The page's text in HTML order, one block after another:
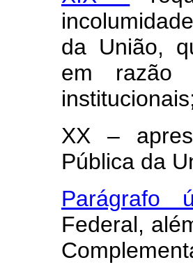
da União,
em razão
institucionais;
XX –
Pública da
Parágrafo
Federal,